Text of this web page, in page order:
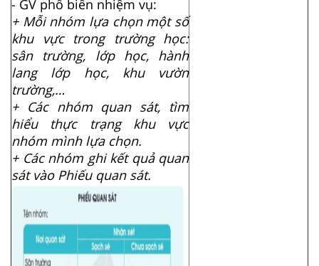
- GV phổ biến nhiệm vụ:
+ Mỗi nhóm lựa chọn một số
khu vực trong trường học:
sân trường, lớp học, hành
lang lớp học, khu vườn
trường,…
+ Các nhóm quan sát, tìm
hiểu thực trạng khu vực
nhóm mình lựa chọn.
+ Các nhóm ghi kết quả quan
sát vào Phiếu quan sát.